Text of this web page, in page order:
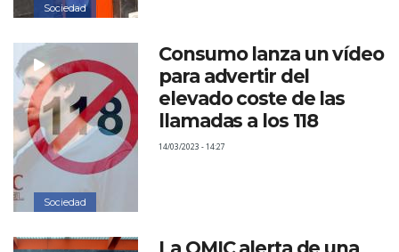
Sociedad
Sociedad
Consumo lanza un vídeo
para advertir del
elevado coste de las
llamadas a los 118
14/03/2023 - 14:27